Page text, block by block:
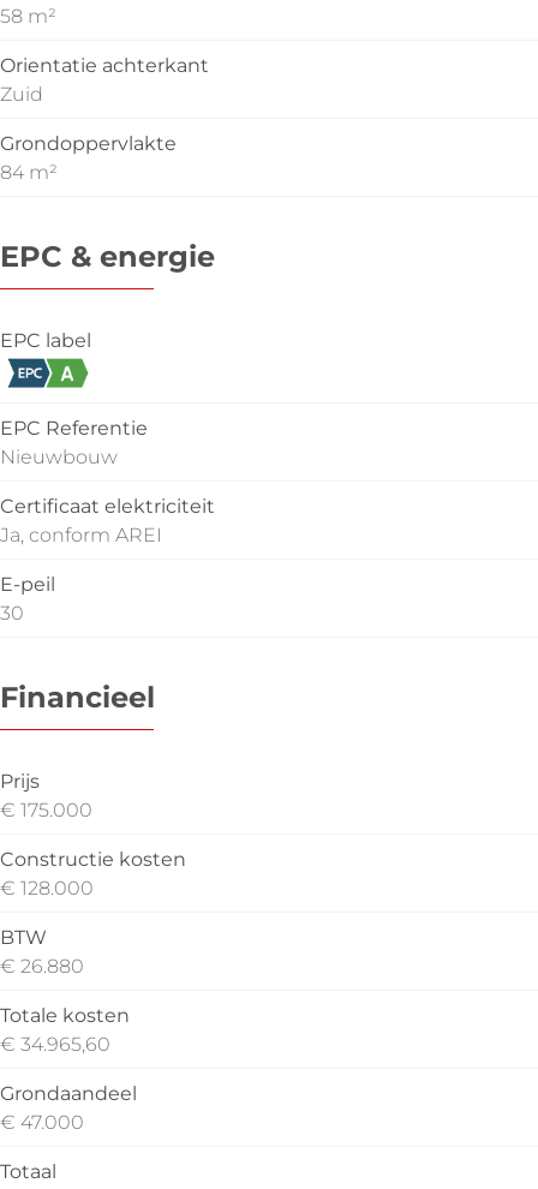
58 m²
Orientatie achterkant
Zuid
Grondoppervlakte
84 m²
EPC & energie
EPC label
EPC Referentie
Nieuwbouw
Certificaat elektriciteit
Ja, conform AREI
E-peil
30
Financieel
Prijs
€ 175.000
Constructie kosten
€ 128.000
BTW
€ 26.880
Totale kosten
€ 34.965,60
Grondaandeel
€ 47.000
Totaal